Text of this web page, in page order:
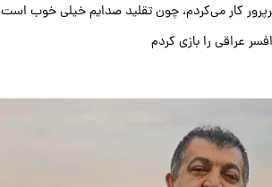
کار می‌کردم، چون تقلید صدایم خیلی خوب است
عراقی را بازی کردم